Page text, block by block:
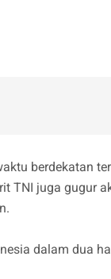
berdekatan
TNI juga gugur
dalam dua